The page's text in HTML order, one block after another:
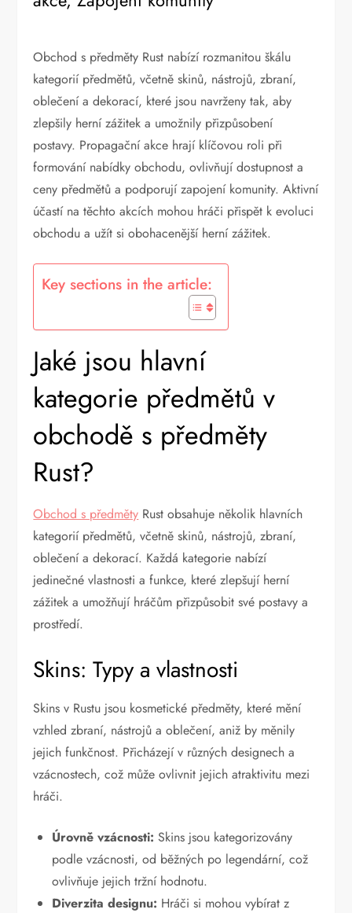
Obchod s předměty Rust nabízí rozmanitou škálu
kategorií předmětů, včetně skinů, nástrojů, zbraní,
oblečení a dekorací, které jsou navrženy tak, aby
zlepšily herní zážitek a umožnily přizpůsobení
postavy. Propagační akce hrají klíčovou roli při
formování nabídky obchodu, ovlivňují dostupnost a
ceny předmětů a podporují zapojení komunity. Aktivní
účastí na těchto akcích mohou hráči přispět k evoluci
obchodu a užít si obohacenější herní zážitek.
Key sections in the article:
Jaké jsou hlavní
kategorie předmětů v
obchodě s předměty
Rust?
Obchod s předměty Rust obsahuje několik hlavních
kategorií předmětů, včetně skinů, nástrojů, zbraní,
oblečení a dekorací. Každá kategorie nabízí
jedinečné vlastnosti a funkce, které zlepšují herní
zážitek a umožňují hráčům přizpůsobit své postavy a
prostředí.
Skins: Typy a vlastnosti
Skins v Rustu jsou kosmetické předměty, které mění
vzhled zbraní, nástrojů a oblečení, aniž by měnily
jejich funkčnost. Přicházejí v různých designech a
vzácnostech, což může ovlivnit jejich atraktivitu mezi
hráči.
Úrovně vzácnosti: Skins jsou kategorizovány
podle vzácnosti, od běžných po legendární, což
ovlivňuje jejich tržní hodnotu.
Diverzita designu: Hráči si mohou vybírat z